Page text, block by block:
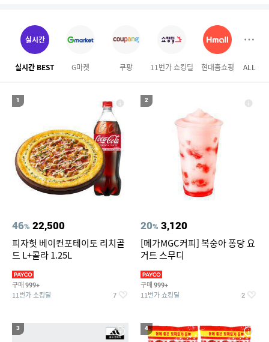
12 실외기없는 에어컨
14 7500f 4060 도미솔김치
17 미닫이 방충망 에어컨 냉매가스
크로커다일레이디 원피스
ALL
실시간
실시간 BEST G마켓 쿠팡 11번가 쇼킹딜 현대홈쇼핑 이마
1
46% 22,500
피자헛 베이컨포테이토 리치골
드 L+콜라 1.25L
구매 999+
11번가 쇼킹딜 7
2
20% 3,120
[메가MGC커피] 복숭아 퐁당 요
거트 스무디
구매 999+
11번가 쇼킹딜 2
3 4